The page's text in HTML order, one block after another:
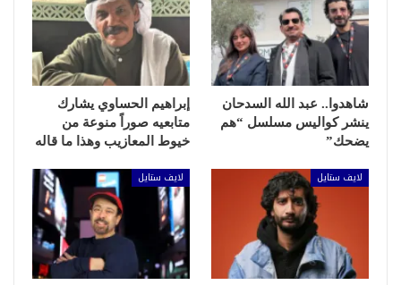
شاهدوا.. عبد الله السدحان
ينشر كواليس مسلسل “هم
يضحك”
إبراهيم الحساوي يشارك
متابعيه صوراً منوعة من
خيوط المعازيب وهذا ما قاله
لايف ستايل لايف ستايل